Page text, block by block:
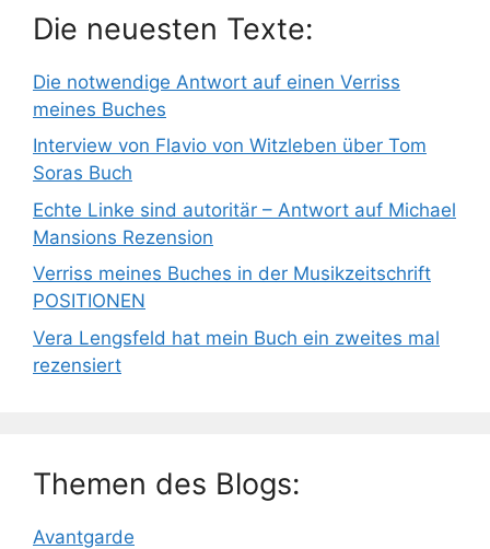
Die neuesten Texte:
Die notwendige Antwort auf einen Verriss
meines Buches
Interview von Flavio von Witzleben über Tom
Soras Buch
Echte Linke sind autoritär – Antwort auf Michael
Mansions Rezension
Verriss meines Buches in der Musikzeitschrift
POSITIONEN
Vera Lengsfeld hat mein Buch ein zweites mal
rezensiert
Themen des Blogs:
Avantgarde